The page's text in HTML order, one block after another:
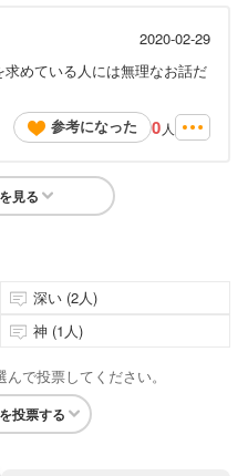
2020-02-29
めている人には無理なお話だ
参考になった
0 人
見る
深い (2人)
神 (1人)
で投票してください。
投票する